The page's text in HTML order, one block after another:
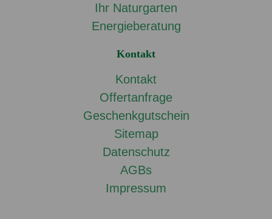
Ihr Naturgarten
Energieberatung
Kontakt
Kontakt
Offertanfrage
Geschenkgutschein
Sitemap
Datenschutz
AGBs
Impressum